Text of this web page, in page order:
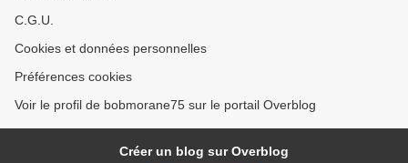
C.G.U.
Cookies et données personnelles
Préférences cookies
Voir le profil de bobmorane75 sur le portail Overblog
Créer un blog sur Overblog